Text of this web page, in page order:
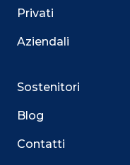
Privati
Aziendali
Sostenitori
Blog
Contatti